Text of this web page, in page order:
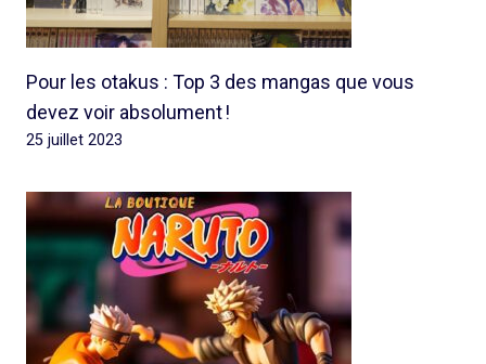
Pour les otakus : Top 3 des mangas que vous
devez voir absolument !
25 juillet 2023